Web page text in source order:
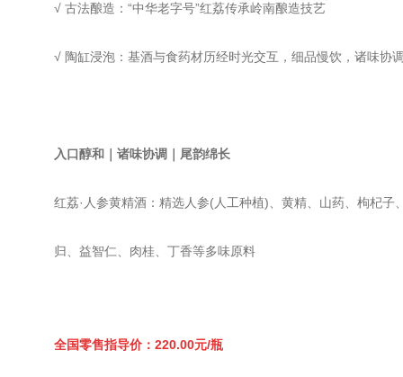
√ 古法酿造：“中华老字号”红荔传承岭南酿造技艺
√ 陶缸浸泡：基酒与食药材历经时光交互，细品慢饮，诸味协
入口醇和｜诸味协调｜尾韵绵长
红荔·人参黄精酒：精选人参(人工种植)、黄精、山药、枸杞子
归、益智仁、肉桂、丁香等多味原料
全国零售指导价：220.00元/瓶